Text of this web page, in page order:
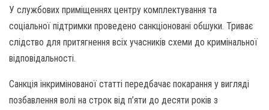
У службових приміщеннях центру комплектування та
соціальної підтримки проведено санкціоновані обшуки. Триває
слідство для притягнення всіх учасників схеми до кримінальної
відповідальності.
Санкція інкримінованої статті передбачає покарання у вигляді
позбавлення волі на строк від п’яти до десяти років з